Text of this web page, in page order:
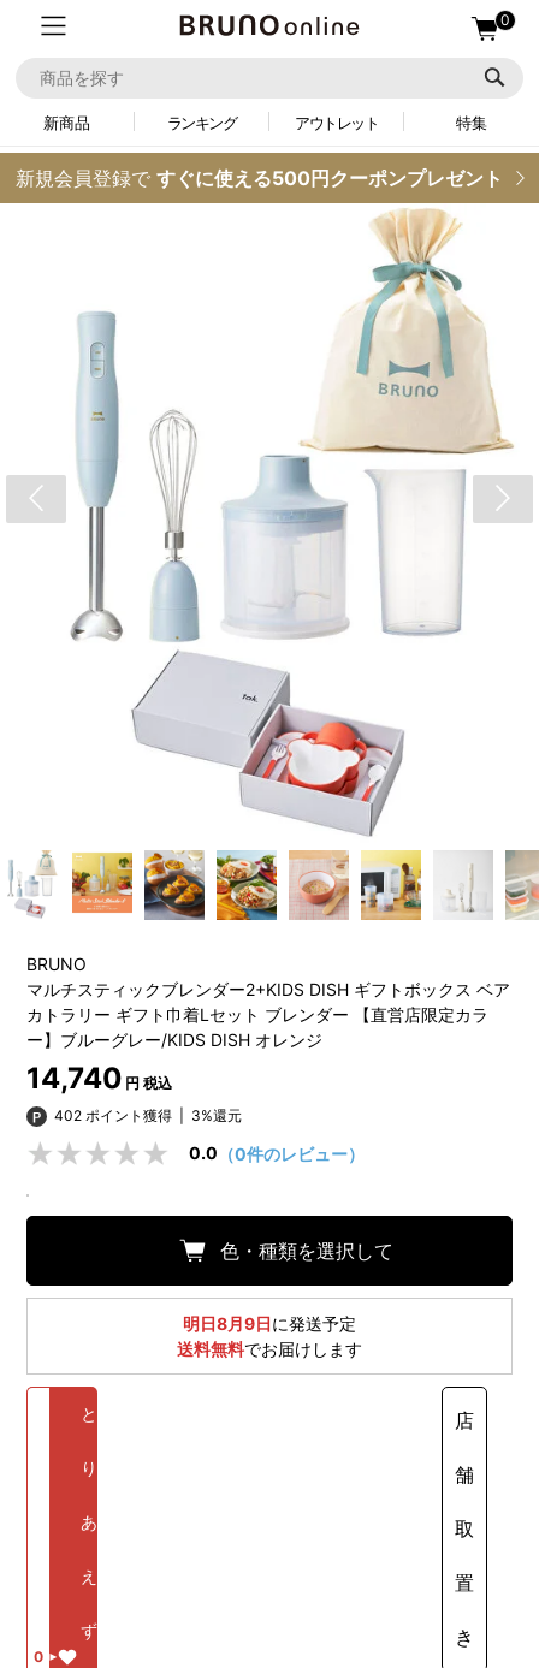
0
新商品 ランキング アウトレット 特集
新規会員登録で すぐに使える500円クーポンプレゼント
BRUNO
マルチスティックブレンダー2+KIDS DISH ギフトボックス ベア
カトラリー ギフト巾着Lセット ブレンダー 【直営店限定カラ
ー】ブルーグレー/KIDS DISH オレンジ
14,740 円 税込
402 ポイント獲得
3%還元
0.0 （0件のレビュー）
色・種類を選択して
明日8月9日に発送予定
送料無料でお届けします
0
と
り
あ
え
ず
店
舗
取
置
き